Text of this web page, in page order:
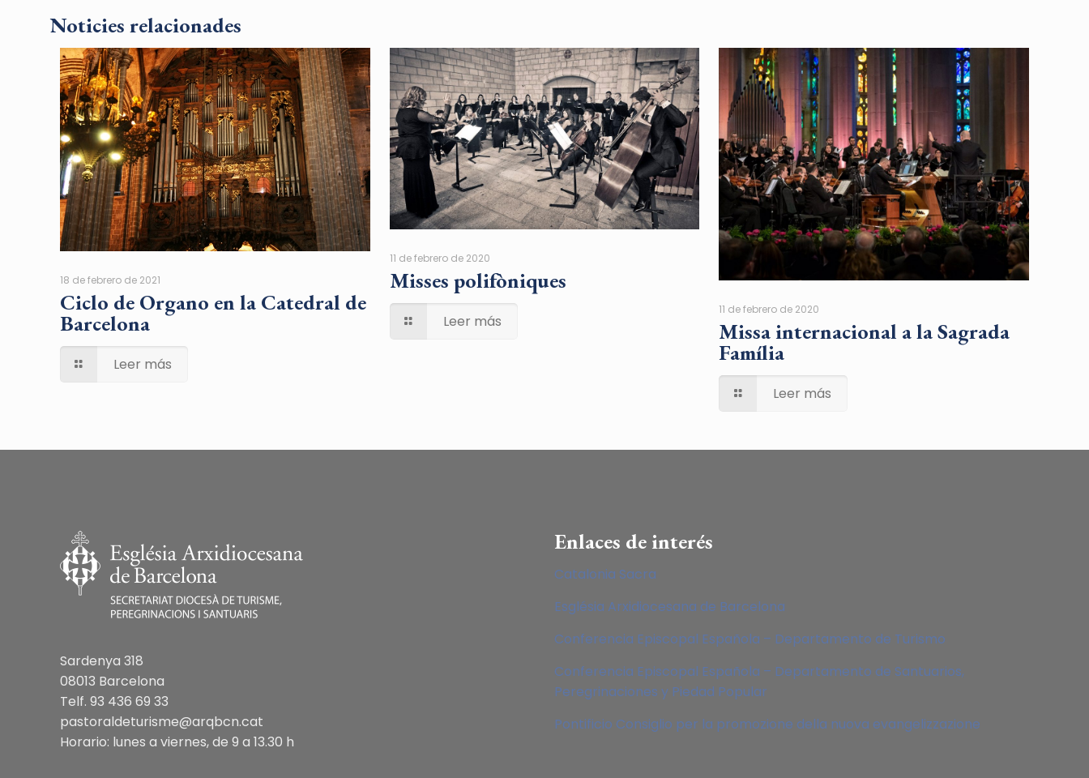
Noticies relacionades
18 de febrero de 2021
Ciclo de Organo en la Catedral de
Barcelona
Leer más
11 de febrero de 2020
Misses polifòniques
Leer más
11 de febrero de 2020
Missa internacional a la Sagrada
Família
Leer más
Sardenya 318
08013 Barcelona
Telf. 93 436 69 33
pastoraldeturisme@arqbcn.cat
Horario: lunes a viernes, de 9 a 13.30 h
Enlaces de interés
Catalonia Sacra
Església Arxidiocesana de Barcelona
Conferencia Episcopal Española – Departamento de Turismo
Conferencia Episcopal Española – Departamento de Santuarios,
Peregrinaciones y Piedad Popular
Pontificio Consiglio per la promozione della nuova evangelizzazione